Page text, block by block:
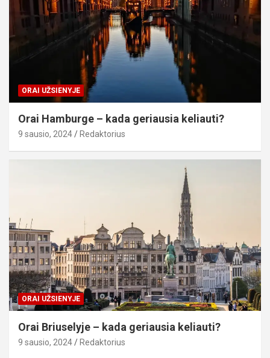
ORAI UŽSIENYJE
Orai Hamburge – kada geriausia keliauti?
9 sausio, 2024 Redaktorius
ORAI UŽSIENYJE
Orai Briuselyje – kada geriausia keliauti?
9 sausio, 2024 Redaktorius